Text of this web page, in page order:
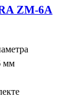
ZM-6A
мм